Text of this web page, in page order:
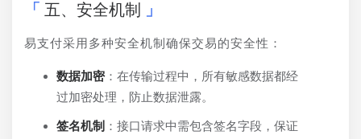
五、安全机制
易支付采用多种安全机制确保交易的安全性：
数据加密：在传输过程中，所有敏感数据都经
过加密处理，防止数据泄露。
签名机制 ：接口请求中需包含签名字段，保证